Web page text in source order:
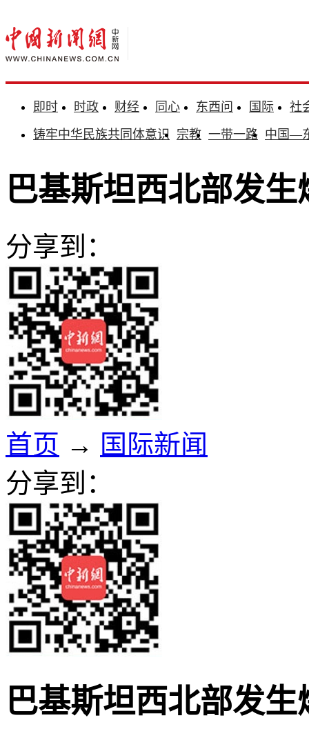
即时 时政 财经 同心 东西问 国际
社
铸牢中华民族共同体意识 宗教 一带一路 中国—
巴基斯坦西北部发生
分享到：
首页 → 国际新闻
分享到：
巴基斯坦西北部发生